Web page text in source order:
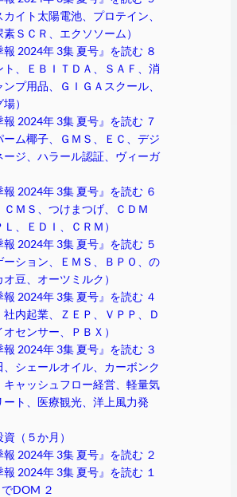
カイト太陽電池、プロテイン、
ＳＣＲ、エクソソーム）
報 2024年 3集 夏号』を読む ８
ト、ＥＢＩＴＤＡ、ＳＡＦ、消
プ用品、ＧＩＧＡスクール、
）
報 2024年 3集 夏号』を読む ７
ーム椰子、ＧＭＳ、ＥＣ、デジ
ージ、ハラール認証、ヴィーガ
報 2024年 3集 夏号』を読む ６
ＣＭＳ、つけまつげ、ＣＤＭ
Ｌ、ＥＤＩ、ＣＲＭ）
報 2024年 3集 夏号』を読む ５
ーション、ＥＭＳ、ＢＰＯ、の
豆、オーツミルク）
報 2024年 3集 夏号』を読む ４
社内起業、ＺＥＰ、ＶＰＰ、Ｄ
オセンサー、ＰＢＸ）
報 2024年 3集 夏号』を読む ３
、シェールオイル、カーボンク
キャッシュフロー経営、軽量気
ート、医療観光、洋上風力発
（５か月）
報 2024年 3集 夏号』を読む ２
報 2024年 3集 夏号』を読む １
DOM ２